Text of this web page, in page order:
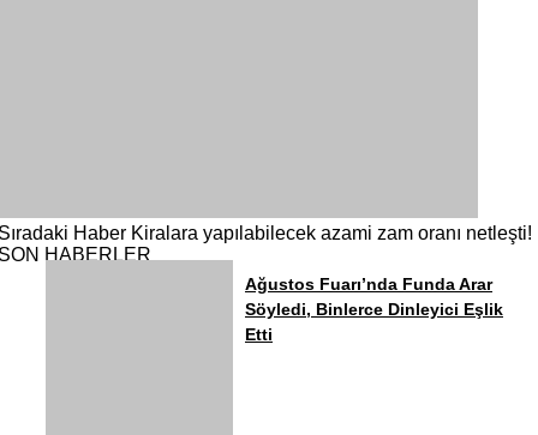
Haber Kiralara yapılabilecek azami zam oranı netleşti!
HABERLER
Ağustos Fuarı’nda Funda Arar
Söyledi, Binlerce Dinleyici Eşlik
Etti